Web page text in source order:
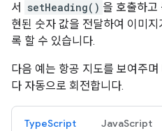
서
setHeading() 을 호출하고
현된 숫자 값을 전달하여 이미
록 할 수 있습니다.
다음 예는 항공 지도를 보여주
다 자동으로 회전합니다.
TypeScript JavaScript